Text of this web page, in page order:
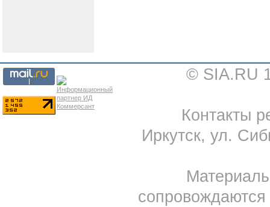
© SIA.RU
Контакты
Иркутск, ул.